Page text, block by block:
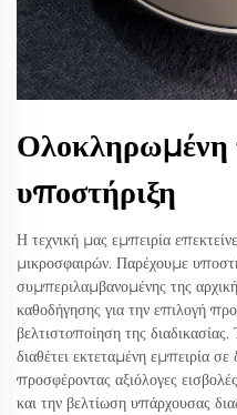
Ολοκληρωμένη
υποστήριξη
Η τεχνική μας εμπειρία
μικροσφαιρών. Παρέχουμε
συμπεριλαμβανομένης της
καθοδήγησης για την επιλογή
βελτιστοποίηση της
διαθέτει εκτεταμένη εμπειρία
προσφέροντας αξιόλογες
και την βελτίωση υπάρχουσας